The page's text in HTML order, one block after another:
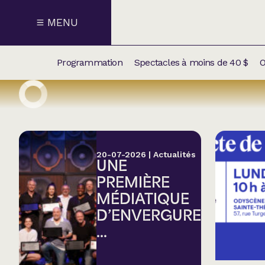
MENU
NOS
Humour
Programmation Spectacles à moins de 40 $
20-07-2026 | Actualités
UNE
PREMIÈRE
MÉDIATIQUE
D’ENVERGURE
...